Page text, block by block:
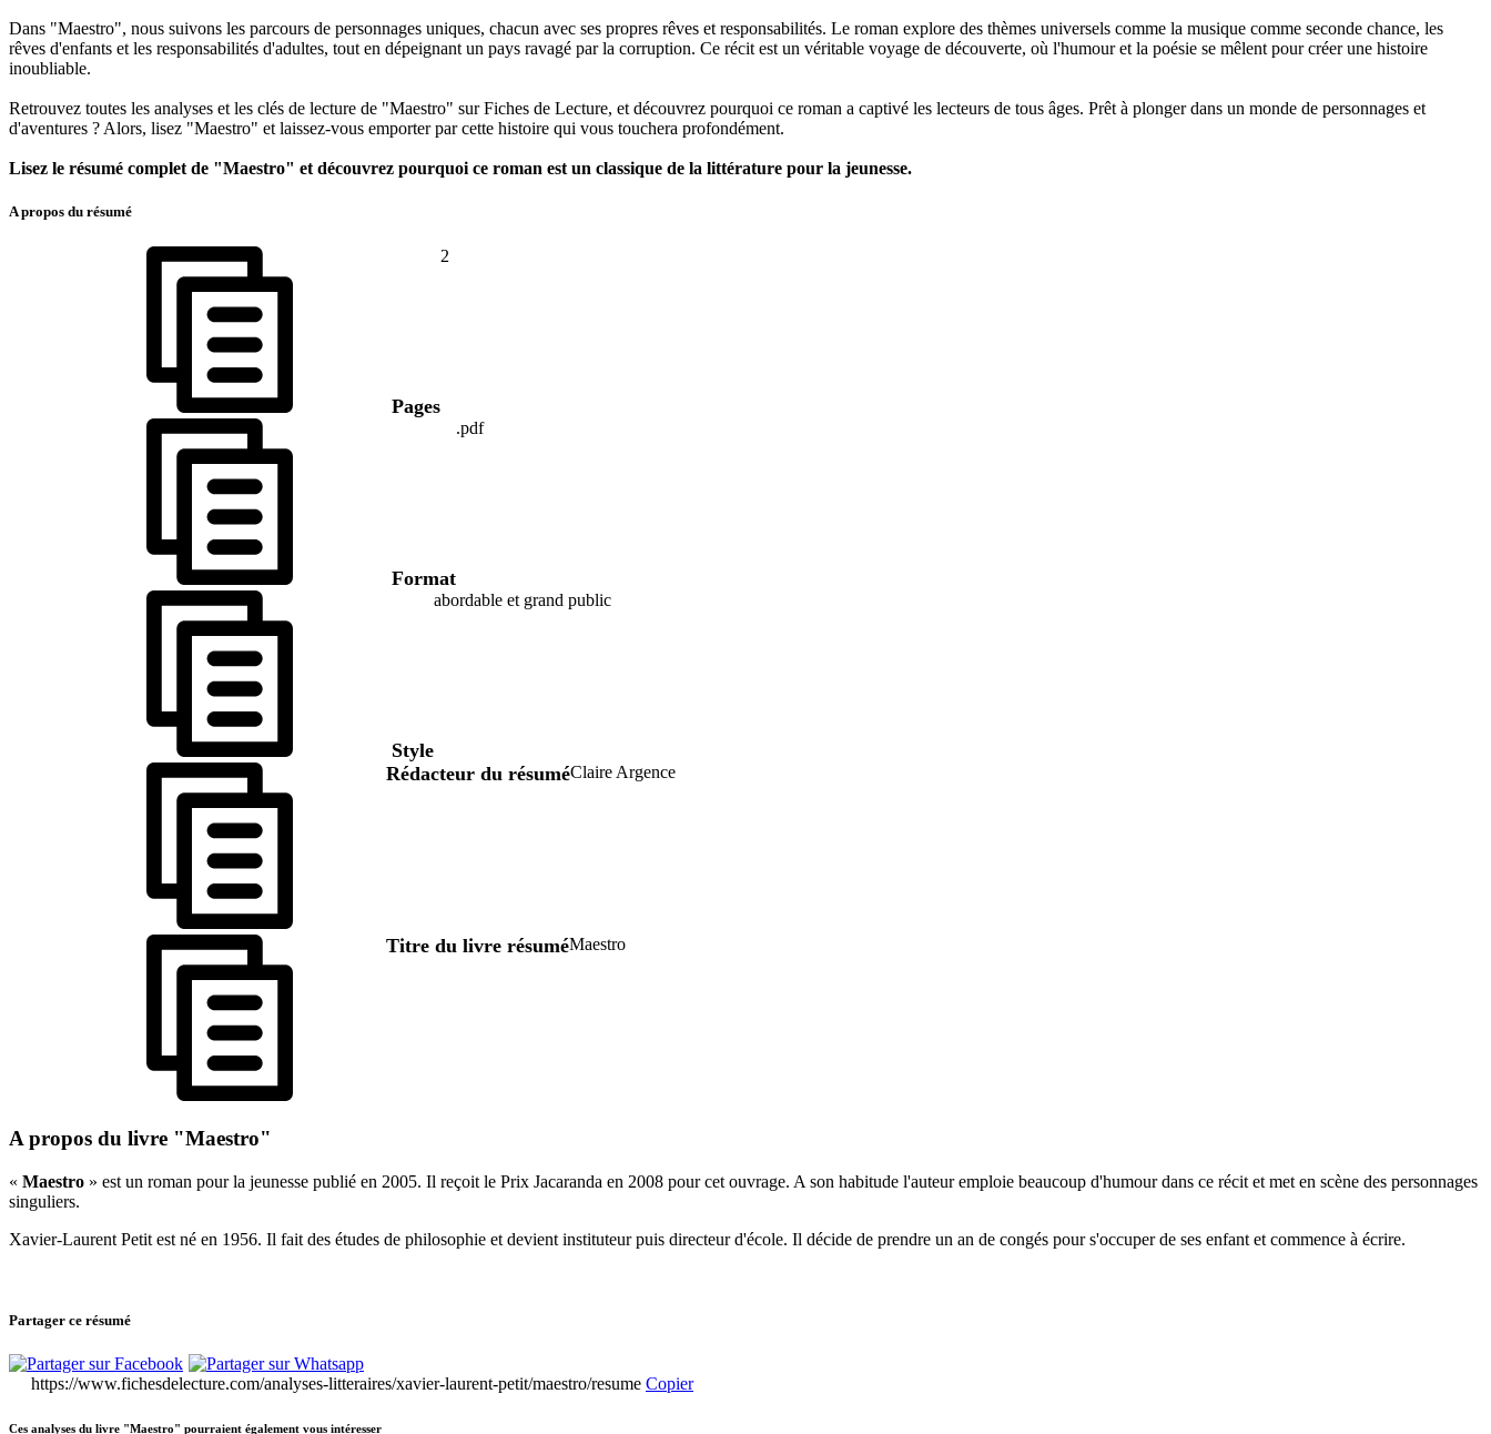
Dans "Maestro", nous suivons les parcours de personnages uniques, chacun avec ses propres rêves et responsabilités. Le roman explore des thèmes universels comme la musique comme seconde chance, les
rêves d'enfants et les responsabilités d'adultes, tout en dépeignant un pays ravagé par la corruption. Ce récit est un véritable voyage de découverte, où l'humour et la poésie se mêlent pour créer une histoire
inoubliable.
Retrouvez toutes les analyses et les clés de lecture de "Maestro" sur Fiches de Lecture, et découvrez pourquoi ce roman a captivé les lecteurs de tous âges. Prêt à plonger dans un monde de personnages et
d'aventures ? Alors, lisez "Maestro" et laissez-vous emporter par cette histoire qui vous touchera profondément.
Lisez le résumé complet de "Maestro" et découvrez pourquoi ce roman est un classique de la littérature pour la jeunesse.
A propos du résumé
Pages
2
Format
.pdf
Style
abordable et grand public
Rédacteur du résuméClaire Argence
Titre du livre résuméMaestro
A propos du livre "Maestro"
« Maestro » est un roman pour la jeunesse publié en 2005. Il reçoit le Prix Jacaranda en 2008 pour cet ouvrage. A son habitude l'auteur emploie beaucoup d'humour dans ce récit et met en scène des personnages
singuliers.
Xavier-Laurent Petit est né en 1956. Il fait des études de philosophie et devient instituteur puis directeur d'école. Il décide de prendre un an de congés pour s'occuper de ses enfant et commence à écrire.
Partager ce résumé
https://www.fichesdelecture.com/analyses-litteraires/xavier-laurent-petit/maestro/resume Copier
Ces analyses du livre "Maestro" pourraient également vous intéresser